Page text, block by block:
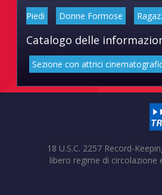
Piedi Donne Formose
Catalogo delle
Sezione con attrici
18 U.S.C. 2257 Record-
libero regime di